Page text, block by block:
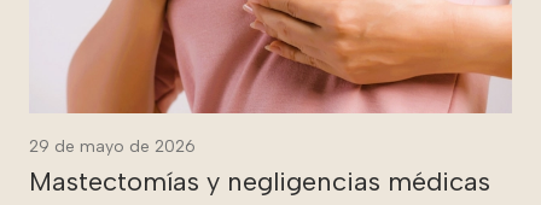
29 de mayo de 2026
Mastectomías y negligencias médicas